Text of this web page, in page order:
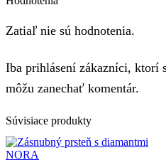
Zatiaľ nie sú hodnotenia.
Iba prihlásení zákazníci, ktorí
môžu zanechať komentár.
Súvisiace produkty